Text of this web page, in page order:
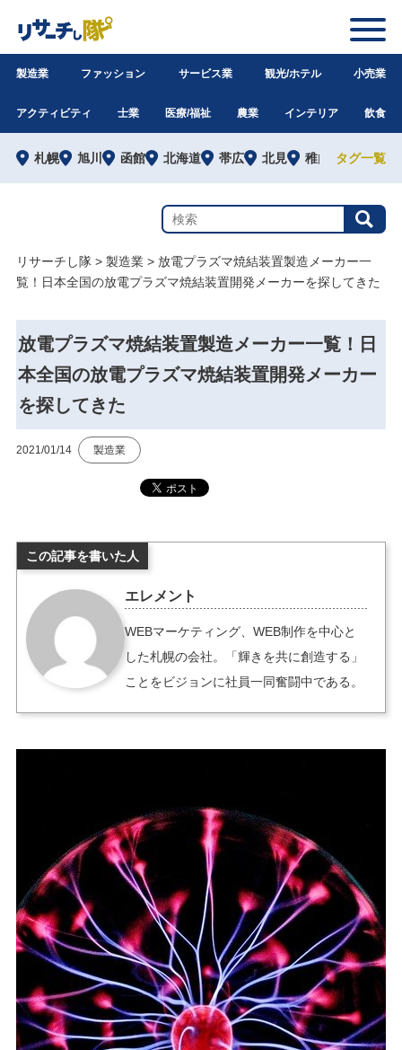
製造業 ファッション サービス業 観光/ホテル 小売業
アクティビティ 士業 医療/福祉 農業 インテリア 飲食
札幌 旭川 函館 帯広 北見 稚内
北海道 道外
タグ一覧
リサーチし隊 > 製造業 > 放電プラズマ焼結装置製造メーカー一
覧！日本全国の放電プラズマ焼結装置開発メーカーを探してきた
放電プラズマ焼結装置製造メーカー一覧！日
本全国の放電プラズマ焼結装置開発メーカー
を探してきた
2021/01/14 製造業
この記事を書いた人
エレメント
WEBマーケティング、WEB制作を中心と
した札幌の会社。「輝きを共に創造する」
ことをビジョンに社員一同奮闘中である。